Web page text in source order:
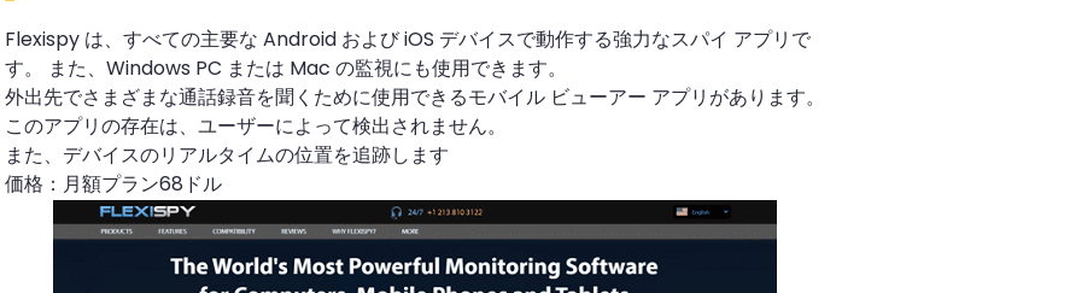
Flexispy は、すべての主要な Android および iOS デバイスで動作する強力なスパイ アプリで
す。 また、Windows PC または Mac の監視にも使用できます。
外出先でさまざまな通話録音を聞くために使用できるモバイル ビューアー アプリがあります。
このアプリの存在は、ユーザーによって検出されません。
また、デバイスのリアルタイムの位置を追跡します
価格：月額プラン68ドル